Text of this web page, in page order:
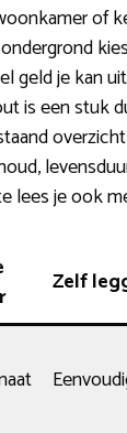
of
geld je kan
is een stuk
lees je ook
Zelf